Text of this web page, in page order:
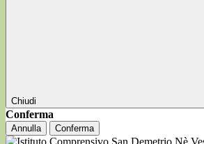
Chiudi
Conferma
Annulla Conferma